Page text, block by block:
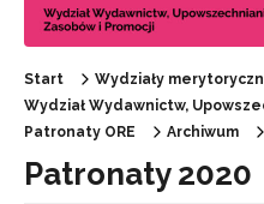
Start
Wydziały
Wydział Wydawnictw,
Patronaty ORE
Archiwum
Patronaty 2020